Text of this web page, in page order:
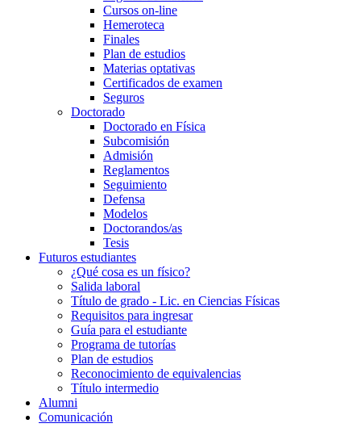
Cursos on-line
Hemeroteca
Finales
Plan de estudios
Materias optativas
Certificados de examen
Seguros
Doctorado
Doctorado en Física
Subcomisión
Admisión
Reglamentos
Seguimiento
Defensa
Modelos
Doctorandos/as
Tesis
Futuros estudiantes
¿Qué cosa es un físico?
Salida laboral
Título de grado - Lic. en Ciencias Físicas
Requisitos para ingresar
Guía para el estudiante
Programa de tutorías
Plan de estudios
Reconocimiento de equivalencias
Título intermedio
Alumni
Comunicación